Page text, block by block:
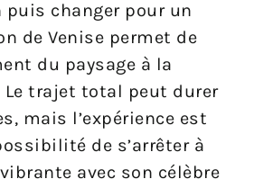
puis changer pour un
de Venise permet de
du paysage à la
Le trajet total peut durer
mais l’expérience est
de s’arrêter à
avec son célèbre